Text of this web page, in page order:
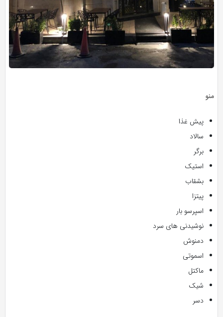
منو
پیش غذا
سالاد
برگر
استیک
بشقاب
پیتزا
اسپرسو بار
نوشیدنی های سرد
دمنوش
اسموتی
ماکتل
شیک
دسر